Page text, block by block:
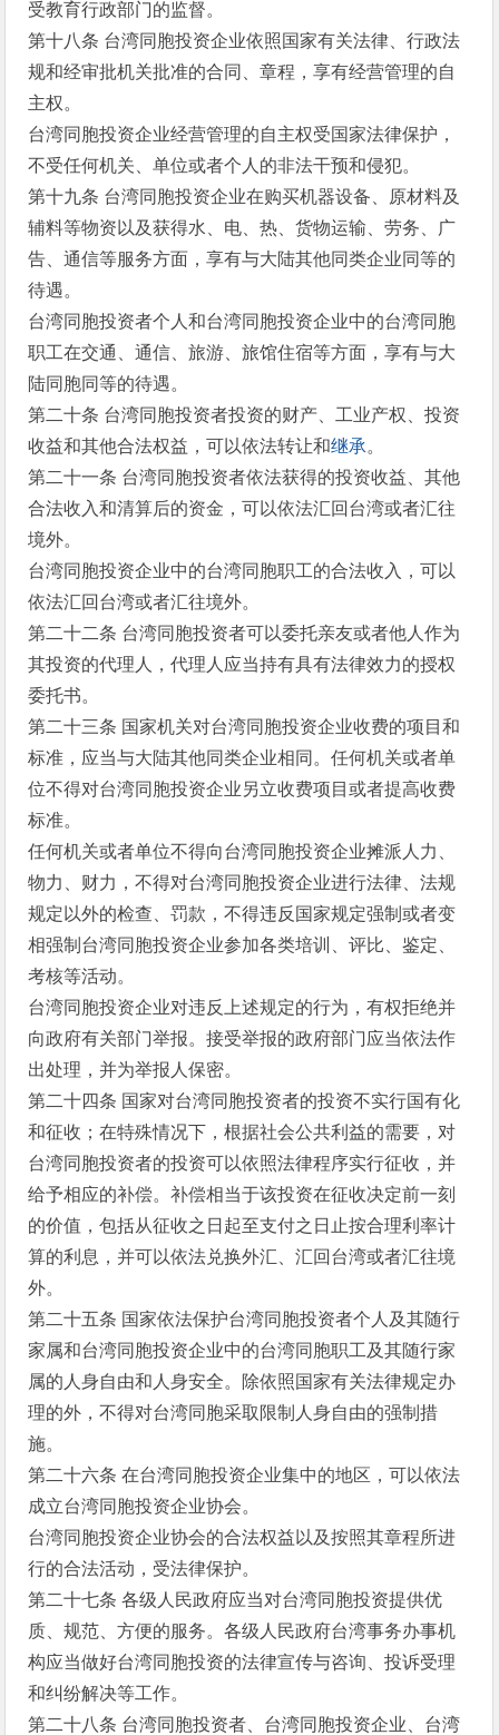
受教育行政部门的监督。
第十八条 台湾同胞投资企业依照国家有关法律、行政法
规和经审批机关批准的合同、章程，享有经营管理的自
主权。
台湾同胞投资企业经营管理的自主权受国家法律保护，
不受任何机关、单位或者个人的非法干预和侵犯。
第十九条 台湾同胞投资企业在购买机器设备、原材料及
辅料等物资以及获得水、电、热、货物运输、劳务、广
告、通信等服务方面，享有与大陆其他同类企业同等的
待遇。
台湾同胞投资者个人和台湾同胞投资企业中的台湾同胞
职工在交通、通信、旅游、旅馆住宿等方面，享有与大
陆同胞同等的待遇。
第二十条 台湾同胞投资者投资的财产、工业产权、投资
收益和其他合法权益，可以依法转让和继承。
第二十一条 台湾同胞投资者依法获得的投资收益、其他
合法收入和清算后的资金，可以依法汇回台湾或者汇往
境外。
台湾同胞投资企业中的台湾同胞职工的合法收入，可以
依法汇回台湾或者汇往境外。
第二十二条 台湾同胞投资者可以委托亲友或者他人作为
其投资的代理人，代理人应当持有具有法律效力的授权
委托书。
第二十三条 国家机关对台湾同胞投资企业收费的项目和
标准，应当与大陆其他同类企业相同。任何机关或者单
位不得对台湾同胞投资企业另立收费项目或者提高收费
标准。
任何机关或者单位不得向台湾同胞投资企业摊派人力、
物力、财力，不得对台湾同胞投资企业进行法律、法规
规定以外的检查、罚款，不得违反国家规定强制或者变
相强制台湾同胞投资企业参加各类培训、评比、鉴定、
考核等活动。
台湾同胞投资企业对违反上述规定的行为，有权拒绝并
向政府有关部门举报。接受举报的政府部门应当依法作
出处理，并为举报人保密。
第二十四条 国家对台湾同胞投资者的投资不实行国有化
和征收；在特殊情况下，根据社会公共利益的需要，对
台湾同胞投资者的投资可以依照法律程序实行征收，并
给予相应的补偿。补偿相当于该投资在征收决定前一刻
的价值，包括从征收之日起至支付之日止按合理利率计
算的利息，并可以依法兑换外汇、汇回台湾或者汇往境
外。
第二十五条 国家依法保护台湾同胞投资者个人及其随行
家属和台湾同胞投资企业中的台湾同胞职工及其随行家
属的人身自由和人身安全。除依照国家有关法律规定办
理的外，不得对台湾同胞采取限制人身自由的强制措
施。
第二十六条 在台湾同胞投资企业集中的地区，可以依法
成立台湾同胞投资企业协会。
台湾同胞投资企业协会的合法权益以及按照其章程所进
行的合法活动，受法律保护。
第二十七条 各级人民政府应当对台湾同胞投资提供优
质、规范、方便的服务。各级人民政府台湾事务办事机
构应当做好台湾同胞投资的法律宣传与咨询、投诉受理
和纠纷解决等工作。
第二十八条 台湾同胞投资者、台湾同胞投资企业、台湾